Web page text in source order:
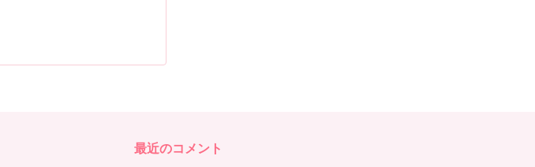
最近のコメント